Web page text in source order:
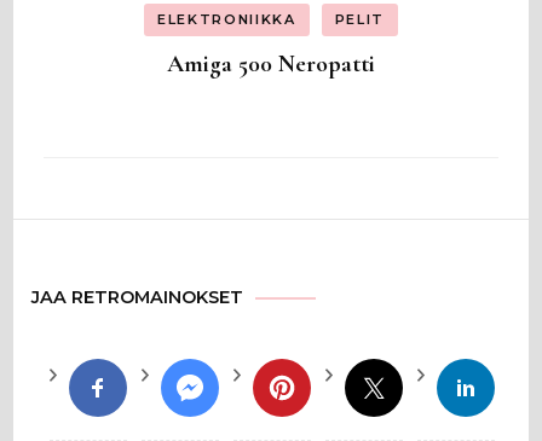
ELEKTRONIIKKA PELIT
Amiga 500 Neropatti
JAA RETROMAINOKSET